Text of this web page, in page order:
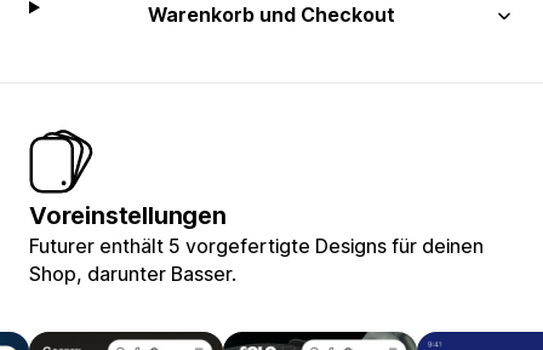
Warenkorb und Checkout
Voreinstellungen
Futurer enthält 5 vorgefertigte Designs für deinen
Shop, darunter Basser.